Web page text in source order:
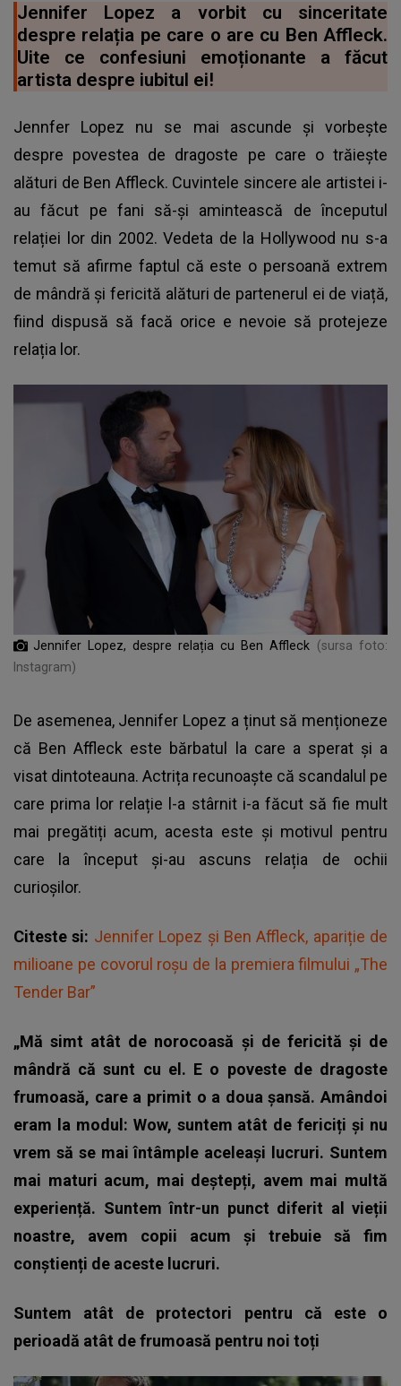
Jennifer Lopez a vorbit cu sinceritate
despre relația pe care o are cu Ben Affleck.
Uite ce confesiuni emoționante a făcut
artista despre iubitul ei!
Jennfer Lopez nu se mai ascunde și vorbește
despre povestea de dragoste pe care o trăiește
alături de Ben Affleck. Cuvintele sincere ale artistei i-
au făcut pe fani să-și amintească de începutul
relației lor din 2002. Vedeta de la Hollywood nu s-a
temut să afirme faptul că este o persoană extrem
de mândră și fericită alături de partenerul ei de viață,
fiind dispusă să facă orice e nevoie să protejeze
relația lor.
Jennifer Lopez, despre relația cu Ben Affleck (sursa foto:
Instagram)
De asemenea, Jennifer Lopez a ținut să menționeze
că Ben Affleck este bărbatul la care a sperat și a
visat dintoteauna. Actrița recunoaște că scandalul pe
care prima lor relație l-a stârnit i-a făcut să fie mult
mai pregătiți acum, acesta este și motivul pentru
care la început și-au ascuns relația de ochii
curioșilor.
Citeste si: Jennifer Lopez și Ben Affleck, apariție de
milioane pe covorul roșu de la premiera filmului „The
Tender Bar”
„Mă simt atât de norocoasă și de fericită și de
mândră că sunt cu el. E o poveste de dragoste
frumoasă, care a primit o a doua șansă. Amândoi
eram la modul: Wow, suntem atât de fericiți și nu
vrem să se mai întâmple aceleași lucruri. Suntem
mai maturi acum, mai deștepți, avem mai multă
experiență. Suntem într-un punct diferit al vieții
noastre, avem copii acum și trebuie să fim
conștienți de aceste lucruri.
Suntem atât de protectori pentru că este o
perioadă atât de frumoasă pentru noi toți